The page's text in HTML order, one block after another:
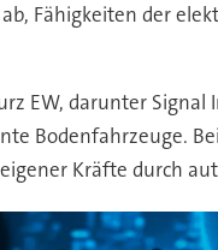
Fähigkeiten der
EW, darunter
Bodenfahrzeuge.
Kräfte durch